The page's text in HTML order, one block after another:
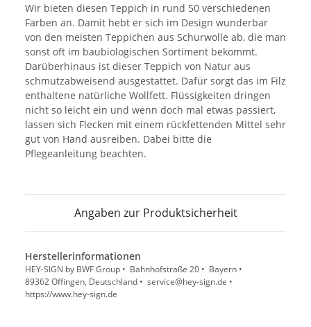
Wir bieten diesen Teppich in rund 50 verschiedenen
Farben an. Damit hebt er sich im Design wunderbar
von den meisten Teppichen aus Schurwolle ab, die man
sonst oft im baubiologischen Sortiment bekommt.
Darüberhinaus ist dieser Teppich von Natur aus
schmutzabweisend ausgestattet. Dafür sorgt das im Filz
enthaltene natürliche Wollfett. Flüssigkeiten dringen
nicht so leicht ein und wenn doch mal etwas passiert,
lassen sich Flecken mit einem rückfettenden Mittel sehr
gut von Hand ausreiben. Dabei bitte die
Pflegeanleitung beachten.
Angaben zur Produktsicherheit
Herstellerinformationen
HEY-SIGN by BWF Group • Bahnhofstraße 20 • Bayern •
89362 Offingen, Deutschland • service@hey-sign.de •
https://www.hey-sign.de